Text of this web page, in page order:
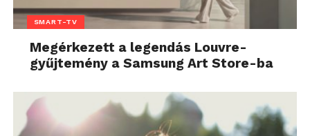
SMART-TV
Megérkezett a legendás Louvre-
gyűjtemény a Samsung Art Store-ba